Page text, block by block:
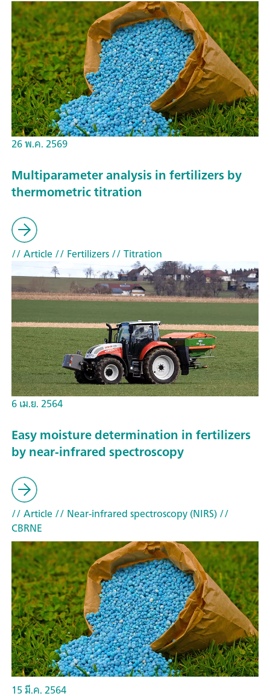
26 พ.ค. 2569
Multiparameter analysis in fertilizers by
thermometric titration
// Article// Fertilizers// Titration
6 เม.ย. 2564
Easy moisture determination in fertilizers
by near-infrared spectroscopy
// Article// Near-infrared spectroscopy (NIRS)//
CBRNE
15 มี.ค. 2564